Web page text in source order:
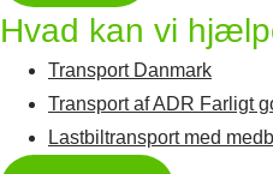
Hvad kan vi
Transport Danmark
Transport af ADR Farligt
Lastbiltransport med